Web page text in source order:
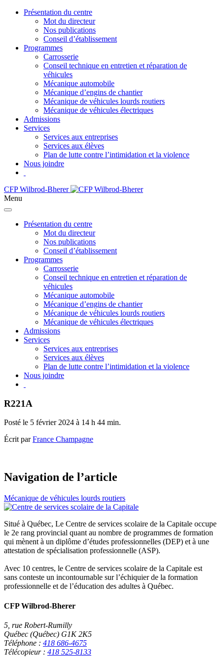
Présentation du centre
Mot du directeur
Nos publications
Conseil d’établissement
Programmes
Carrosserie
Conseil technique en entretien et réparation de
véhicules
Mécanique automobile
Mécanique d’engins de chantier
Mécanique de véhicules lourds routiers
Mécanique de véhicules électriques
Admissions
Services
Services aux entreprises
Services aux élèves
Plan de lutte contre l’intimidation et la violence
Nous joindre
CFP Wilbrod-Bherer
Menu
Présentation du centre
Mot du directeur
Nos publications
Conseil d’établissement
Programmes
Carrosserie
Conseil technique en entretien et réparation de
véhicules
Mécanique automobile
Mécanique d’engins de chantier
Mécanique de véhicules lourds routiers
Mécanique de véhicules électriques
Admissions
Services
Services aux entreprises
Services aux élèves
Plan de lutte contre l’intimidation et la violence
Nous joindre
R221A
Posté le 5 février 2024 à 14 h 44 min.
Écrit parFrance Champagne
Navigation de l’article
Mécanique de véhicules lourds routiers
Situé à Québec, Le Centre de services scolaire de la Capitale occupe
le 2e rang provincial quant au nombre de programmes de formation
qui mènent à un diplôme d’études professionnelles (DEP) et à une
attestation de spécialisation professionnelle (ASP).
Avec 10 centres, le Centre de services scolaire de la Capitale est
sans conteste un incontournable sur l’échiquier de la formation
professionnelle et de l’éducation des adultes à Québec.
CFP Wilbrod-Bherer
5, rue Robert-Rumilly
Québec (Québec) G1K 2K5
Téléphone : 418 686-4675
Télécopieur : 418 525-8133